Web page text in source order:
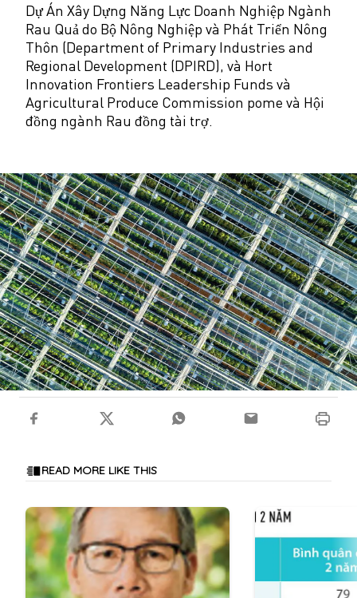
Dự Án Xây Dựng Năng Lực Doanh Nghiệp Ngành
Rau Quả do Bộ Nông Nghiệp và Phát Triển Nông
Thôn (Department of Primary Industries and
Regional Development (DPIRD), và Hort
Innovation Frontiers Leadership Funds và
Agricultural Produce Commission pome và Hội
đồng ngành Rau đồng tài trợ.
READ MORE LIKE THIS